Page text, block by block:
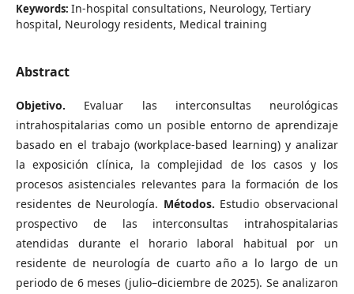
Keywords: In-hospital consultations, Neurology, Tertiary
hospital, Neurology residents, Medical training
Abstract
Objetivo. Evaluar las interconsultas neurológicas
intrahospitalarias como un posible entorno de aprendizaje
basado en el trabajo (workplace-based learning) y analizar
la exposición clínica, la complejidad de los casos y los
procesos asistenciales relevantes para la formación de los
residentes de Neurología. Métodos. Estudio observacional
prospectivo de las interconsultas intrahospitalarias
atendidas durante el horario laboral habitual por un
residente de neurología de cuarto año a lo largo de un
periodo de 6 meses (julio–diciembre de 2025). Se analizaron